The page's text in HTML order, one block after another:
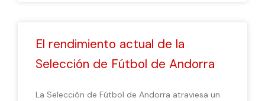
El rendimiento actual de la
Selección de Fútbol de Andorra
La Selección de Fútbol de Andorra atraviesa un